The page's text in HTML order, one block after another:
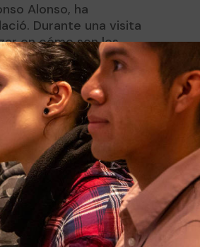
Alonso, ha
Durante una visita
en cómo son los
Los
e integra la
Actualmente,
en atención en sala,
o imprenta. La
Fernando Rey-
y la abogada de la
que ha venido
Mateu Isern,
del IMAS,
acompañado, entre